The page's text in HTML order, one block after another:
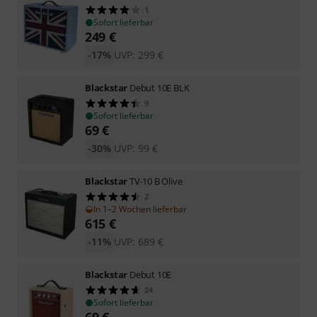
1
Sofort lieferbar
249 €
UVP: 299 €
-17%
Blackstar Debut 10E BLK
9
Sofort lieferbar
69€
UVP: 99 €
-30%
BlackstarTV-10 B Olive
2
In 1–2 Wochen lieferbar
615 €
UVP: 689 €
-11%
Blackstar Debut 10E
24
Sofort lieferbar